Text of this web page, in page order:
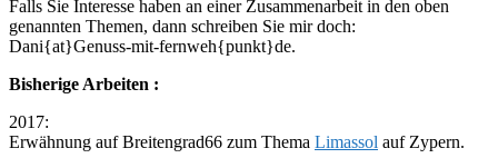
Falls Sie Interesse haben an einer Zusammenarbeit in den oben
genannten Themen, dann schreiben Sie mir doch:
Dani{at}Genuss-mit-fernweh{punkt}de.
Bisherige Arbeiten :
2017:
Erwähnung auf Breitengrad66 zum Thema Limassol auf Zypern.